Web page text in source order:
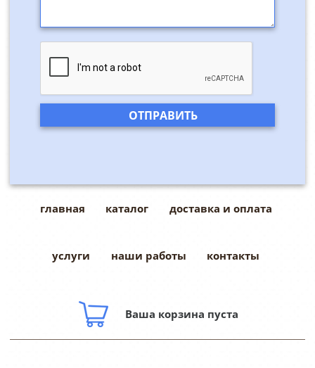
главная каталог доставка и оплата
услуги наши работы контакты
Ваша корзина пуста